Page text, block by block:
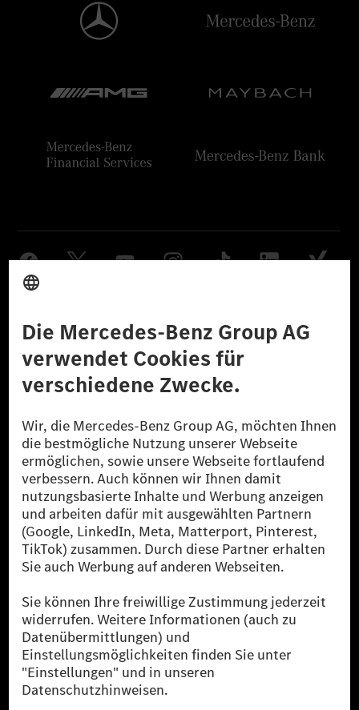
Datenschutz Lizenzhinweise Dritter Barrierefreiheit
© 2026 Mercedes-Benz Group AG. Alle Rechte vorbehalten.
[1] Bilanziell CO₂-neutral bedeutet, dass nicht vermiedene oder nicht
reduzierte CO₂-Emissionen bei der Mercedes-Benz Group durch
zertifizierte Ausgleichsprojekte kompensiert werden.
[2] Renewable Charging ist ein integraler Bestandteil von MB.CHARGE
Public in Europa, den USA, Kanada und China. Sofern an der jeweiligen
Ladestation noch kein Strom aus erneuerbaren Energien vorliegt,
verwendet Renewable Charging Grünstromzertifikate*. Diese stellen
sicher, dass für Ladevorgänge über MB.CHARGE Public eine äquivalente
Strommenge aus erneuerbaren Energien ins Stromnetz eingespeist wird.
* Inkl. EKOenergy Ökolabel
* Die angegebenen Werte wurden nach dem vorgeschriebenen
Messverfahren WLTP (Worldwide harmonised Light vehicles Test
Procedure) ermittelt. Die angegebenen Spannweiten beziehen sich auf
den europäischen Markt. Der Energieverbrauch und der CO₂-Ausstoß
eines Pkw sind nicht nur von der effizienten Ausnutzung des Kraftstoffs
bzw. des Energieträgers durch den Pkw, sondern auch vom Fahrstil und